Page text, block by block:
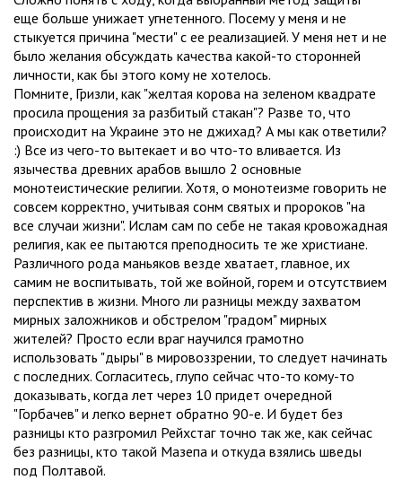
еще больше унижает угнетенного. Посему у меня и не
стыкуется причина "мести" с ее реализацией. У меня нет и не
было желания обсуждать качества какой-то сторонней
личности, как бы этого кому не хотелось.
Помните, Гризли, как "желтая корова на зеленом квадрате
просила прощения за разбитый стакан"? Разве то, что
происходит на Украине это не джихад? А мы как ответили?
:) Все из чего-то вытекает и во что-то вливается. Из
язычества древних арабов вышло 2 основные
монотеистические религии. Хотя, о монотеизме говорить не
совсем корректно, учитывая сонм святых и пророков "на
все случаи жизни". Ислам сам по себе не такая кровожадная
религия, как ее пытаются преподносить те же христиане.
Различного рода маньяков везде хватает, главное, их
самим не воспитывать, той же войной, горем и отсутствием
перспектив в жизни. Много ли разницы между захватом
мирных заложников и обстрелом "градом" мирных
жителей? Просто если враг научился грамотно
использовать "дыры" в мировоззрении, то следует начинать
с последних. Согласитесь, глупо сейчас что-то кому-то
доказывать, когда лет через 10 придет очередной
"Горбачев" и легко вернет обратно 90-е. И будет без
разницы кто разгромил Рейхстаг точно так же, как сейчас
без разницы, кто такой Мазепа и откуда взялись шведы
под Полтавой.